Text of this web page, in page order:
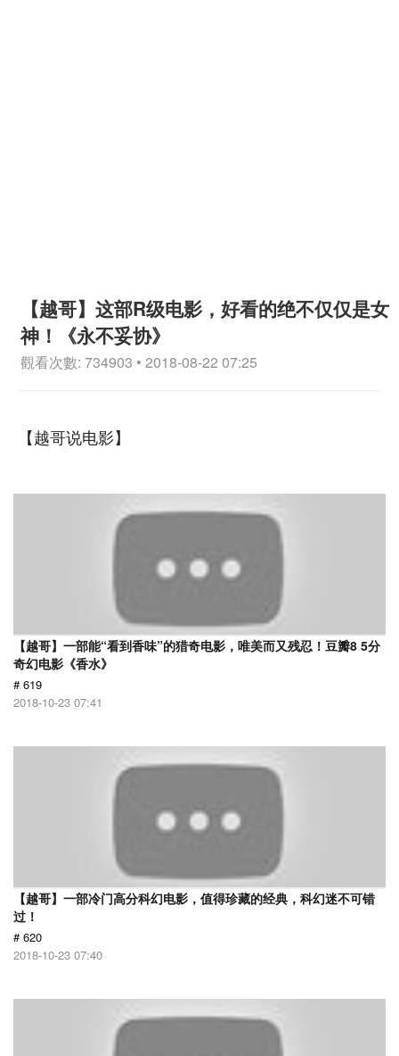
【越哥】这部R级电影，好看的绝不仅仅是女
神！《永不妥协》
觀看次數: 734903 • 2018-08-22 07:25
【越哥说电影】
【越哥】一部能“看到香味”的猎奇电影，唯美而又残忍！豆瓣8 5分
奇幻电影《香水》
# 619
2018-10-23 07:41
【越哥】一部冷门高分科幻电影，值得珍藏的经典，科幻迷不可错
过！
# 620
2018-10-23 07:40